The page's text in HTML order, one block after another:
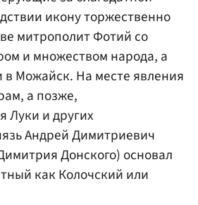
икону торжественно
митрополит Фотий со
и множеством народа, а
в Можайск. На месте явления
а позже,
Луки и других
Андрей Димитриевич
Донского) основал
как Колочский или